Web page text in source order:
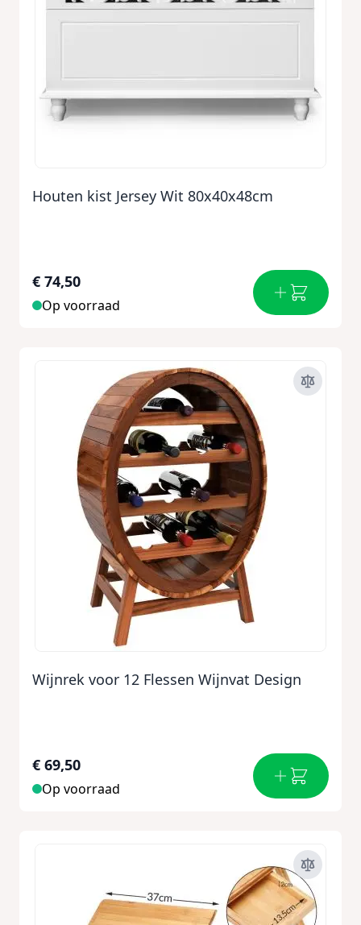
Houten kist Jersey Wit 80x40x48cm
€ 74,50
Op voorraad
Wijnrek voor 12 Flessen Wijnvat Design
€ 69,50
Op voorraad